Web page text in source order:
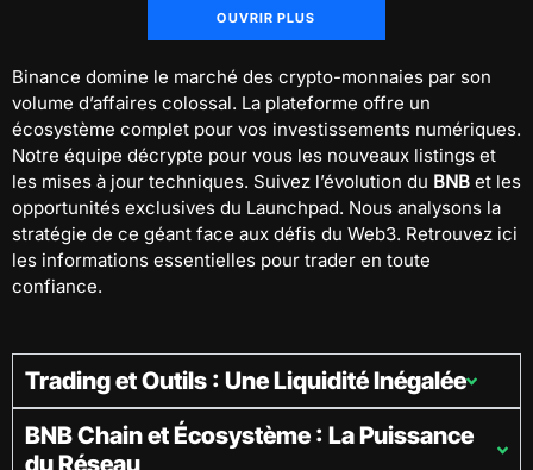
OUVRIR PLUS
Binance domine le marché des crypto-monnaies par son
volume d’affaires colossal. La plateforme offre un
écosystème complet pour vos investissements numériques.
Notre équipe décrypte pour vous les nouveaux listings et
les mises à jour techniques. Suivez l’évolution du BNB et les
opportunités exclusives du Launchpad. Nous analysons la
stratégie de ce géant face aux défis du Web3. Retrouvez ici
les informations essentielles pour trader en toute
confiance.
Trading et Outils : Une Liquidité Inégalée
BNB Chain et Écosystème : La Puissance
du Réseau